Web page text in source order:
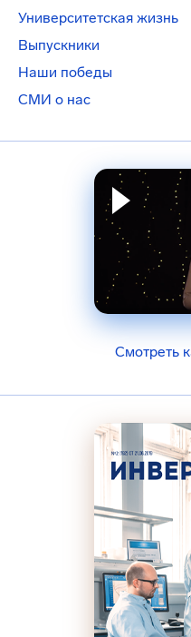
Университетская жизнь
Выпускники
Наши победы
СМИ о нас
Смотреть